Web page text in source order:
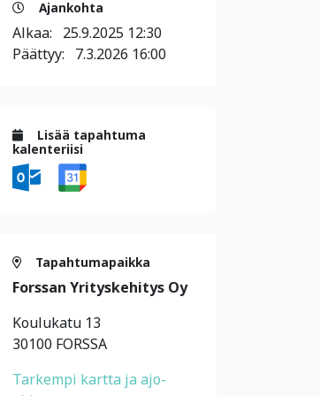
Ajankohta
Alkaa: 25.9.2025 12:30
Päättyy: 7.3.2026 16:00
Lisää tapahtuma
kalenteriisi
Tapahtumapaikka
Forssan Yrityskehitys Oy
Koulukatu 13
30100 FORSSA
Tarkempi kartta ja ajo-